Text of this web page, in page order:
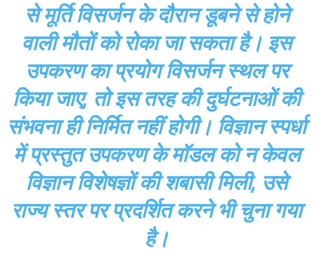
से मूर्ति विसर्जन के दौरान डूबने से होने
वाली मौतों को रोका जा सकता है। इस
उपकरण का प्रयोग विसर्जन स्थल पर
किया जाए, तो इस तरह की दुर्घटनाओं की
संभवना ही निर्मित नहीं होगी। विज्ञान स्पर्धा
में प्रस्तुत उपकरण के मॉडल को न केवल
विज्ञान विशेषज्ञों की शबासी मिली, उसे
राज्य स्तर पर प्रदर्शित करने भी चुना गया
है।